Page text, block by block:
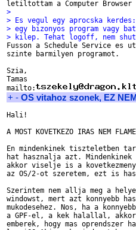
>
> Es vegul egy aprocska
> egy bizonyos program vagy
> kilep. Tehat logoff, nem
Fusson a Schedule Service
szinte barmilyen programot.
Szia,
Tamas
mailto:
+ - OS vitahoz szonek, EZ
Hali!
A MOST KOVETKEZO IRAS
En mindenkinek tiszteletben
hat hasznalja azt.
akkor viselje is a
az OS/2-ot szeretem, ezt is
Szerintem nem allja meg a
windowst, mert azt konnyebb
mukodesehez. Nos, ha a
a GPF-el, a kek halallal,
emberek, hogy mas oprendszer